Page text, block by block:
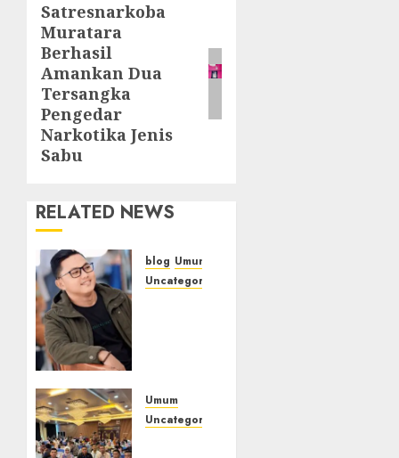
Next
post:
Satresnarkoba
Muratara
Berhasil
Amankan Dua
Tersangka
Pengedar
Narkotika Jenis
Sabu
RELATED NEWS
blog Umum
Uncategorized
Retak
Kaca di
Umum
Uncategorized